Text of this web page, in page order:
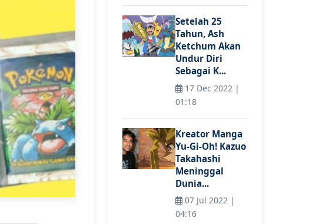
Setelah 25
Tahun, Ash
Ketchum Akan
Undur Diri
Sebagai K...
17 Dec 2022 |
01:18
Kreator Manga
Yu-Gi-Oh! Kazuo
Takahashi
Meninggal
Dunia...
07 Jul 2022 |
04:16